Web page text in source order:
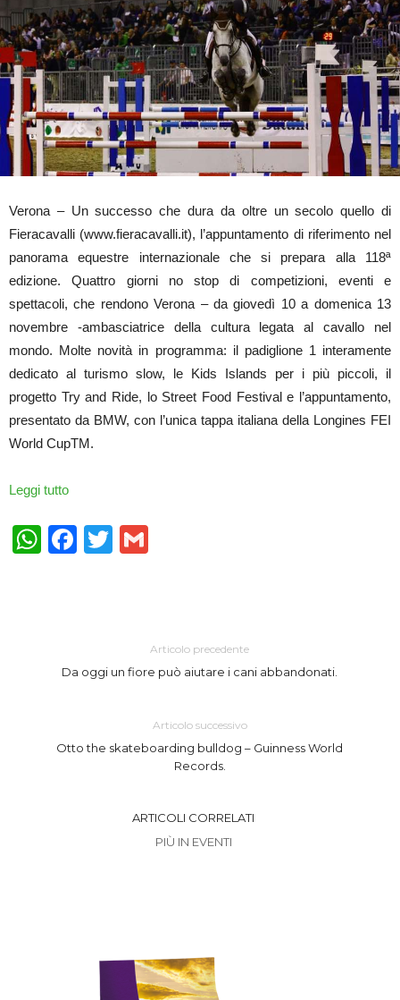
Verona – Un successo che dura da oltre un secolo quello di
Fieracavalli (www.fieracavalli.it), l’appuntamento di riferimento nel
panorama equestre internazionale che si prepara alla 118ª
edizione. Quattro giorni no stop di competizioni, eventi e
spettacoli, che rendono Verona – da giovedì 10 a domenica 13
novembre -ambasciatrice della cultura legata al cavallo nel
mondo. Molte novità in programma: il padiglione 1 interamente
dedicato al turismo slow, le Kids Islands per i più piccoli, il
progetto Try and Ride, lo Street Food Festival e l’appuntamento,
presentato da BMW, con l’unica tappa italiana della Longines FEI
World CupTM.
Leggi tutto
WhatsApp
Facebook
Twitter
Articolo precedente
Da oggi un fiore può aiutare i cani abbandonati.
Articolo successivo
Otto the skateboarding bulldog – Guinness World
Records.
ARTICOLI CORRELATI
PIÙ IN EVENTI